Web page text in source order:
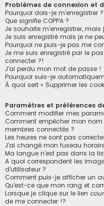
Problèmes de connexion et
Pourquoi dois-je m’enregistrer ?
Que signifie COPPA ?
Je souhaite m’enregistrer, mais
Je suis enregistré mais je ne
Pourquoi ne puis-je pas me
Je me suis enregistré par le
connecter ?!
J’ai perdu mon mot de passe !
Pourquoi suis-je
À quoi sert « Supprimer les
Paramètres et préférences
Comment modifier mes
Comment empêcher mon
membres connectés ?
Les heures ne sont pas
J’ai changé mon fuseau
Ma langue n’est pas dans la
A quoi correspondent les
d’utilisateur ?
Comment puis-je afficher un
Qu’est-ce que mon rang et
Lorsque je clique sur le lien
de me connecter !?